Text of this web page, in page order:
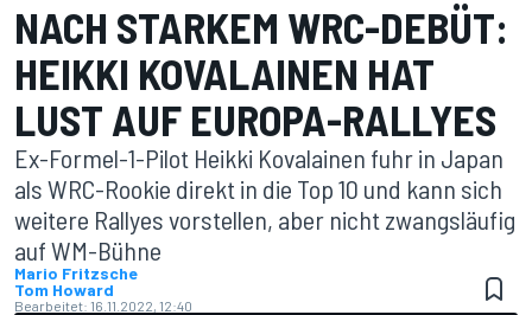
NACH STARKEM WRC-DEBÜT:
HEIKKI KOVALAINEN HAT
LUST AUF EUROPA-RALLYES
Ex-Formel-1-Pilot Heikki Kovalainen fuhr in Japan
als WRC-Rookie direkt in die Top 10 und kann sich
weitere Rallyes vorstellen, aber nicht zwangsläufig
auf WM-Bühne
Mario Fritzsche
Tom Howard
Bearbeitet: 16.11.2022, 12:40